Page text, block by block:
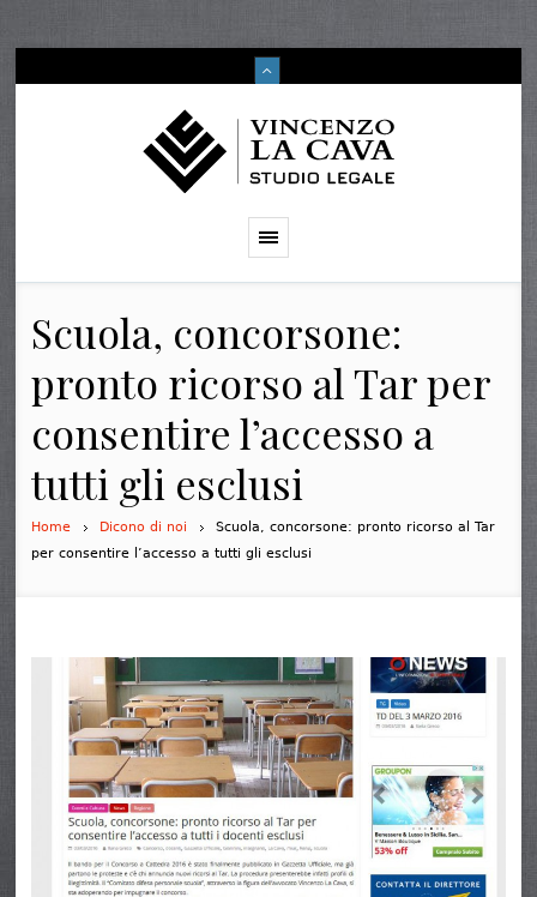
Scuola, concorsone:
pronto ricorso al Tar per
consentire l’accesso a
tutti gli esclusi
Home Dicono di noi
Scuola, concorsone: pronto ricorso al Tar
per consentire l’accesso a tutti gli esclusi